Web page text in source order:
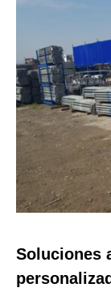
Soluciones